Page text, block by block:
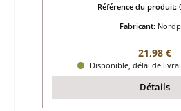
Référence du produit:
Fabricant:
Prix
21,98 €
Disponible, délai de
Détails